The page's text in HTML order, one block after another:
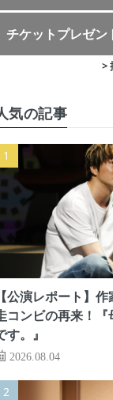
チケットプレゼン
>
気の記事
【公演レポート】
コンビの再来！
す。』
2026.08.04